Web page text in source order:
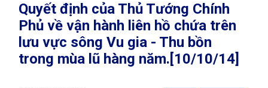
Quyết định của Thủ Tướng Chính
Phủ về vận hành liên hồ chứa trên
lưu vực sông Vu gia - Thu bồn
trong mùa lũ hàng năm.[10/10/14]